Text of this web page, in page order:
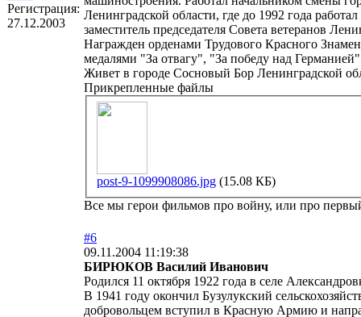
Регистрация:
27.12.2003
Ленинградской области, где до 1992 года
заместитель председателя Совета ветеранов
Награжден орденами Трудового Красного
медалями "За отвагу", "За победу над
Живет в городе Сосновый Бор Ленинградской
Прикрепленные файлы
post-9-1099908086.jpg (15.08 КБ)
Все мы герои фильмов про войну, или про
#6
09.11.2004 11:19:38
БИРЮКОВ Василий Иванович
Родился 11 октября 1922 года в селе
В 1941 году окончил Бузулукский
добровольцем вступил в Красную Армию и